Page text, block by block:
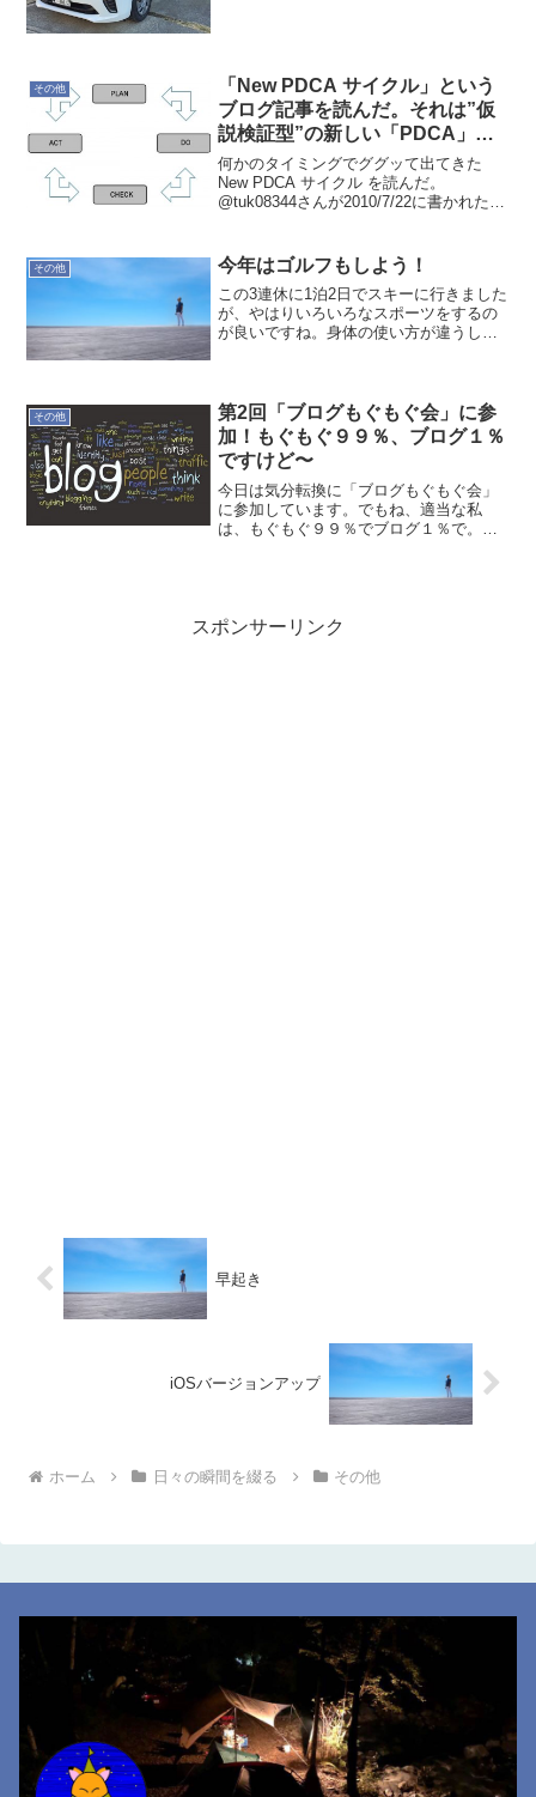
その他
「New PDCA サイクル」という
ブログ記事を読んだ。それは”仮
説検証型”の新しい「PDCA」モ
デル！
何かのタイミングでググッて出てきた
New PDCA サイクル を読んだ。
@tuk08344さんが2010/7/22に書かれた記
感じました。新しい何かが生まれる前
の...
その他 今年はゴルフもしよう！
この3連休に1泊2日でスキーに行きました
が、やはりいろいろなスポーツをするの
が良いですね。身体の使い方が違うし、
その他
第2回「ブログもぐもぐ会」に参
加！もぐもぐ９９％、ブログ１％
ですけど〜
今日は気分転換に「ブログもぐもぐ会」
に参加しています。でもね、適当な私
は、もぐもぐ９９％でブログ１％で。そ
スポンサーリンク
早起き
iOSバージョンアップ
ホーム 日々の瞬間を綴る その他